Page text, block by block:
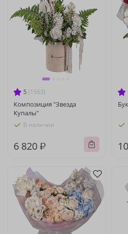
5 (1563)
Композиция "Звезда
Купалы"
В наличии
6 820 ₽